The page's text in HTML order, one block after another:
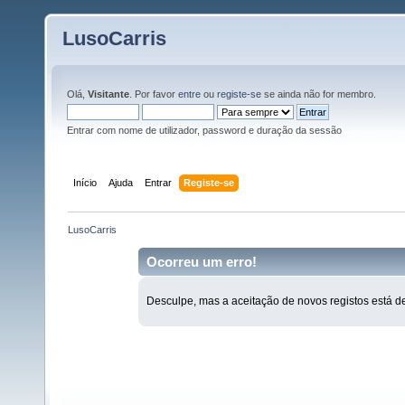
LusoCarris
Olá, Visitante . Por favor entre ou registe-se se ainda não for membro.
Entrar com nome de utilizador, password e duração da sessão
Início Ajuda Entrar Registe-se
LusoCarris
Ocorreu um erro!
Desculpe, mas a aceitação de novos registos está